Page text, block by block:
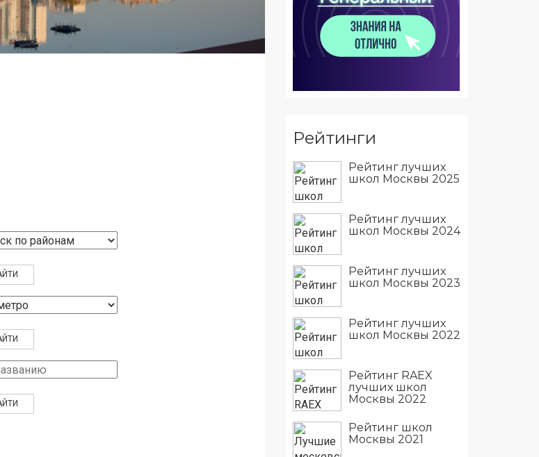
Рейтинги
Рейтинг лучших
школ Москвы 2025
Рейтинг лучших
школ Москвы 2024
Рейтинг лучших
школ Москвы 2023
Рейтинг лучших
школ Москвы 2022
Рейтинг RAEX
лучших школ
Москвы 2022
Рейтинг школ
Москвы 2021